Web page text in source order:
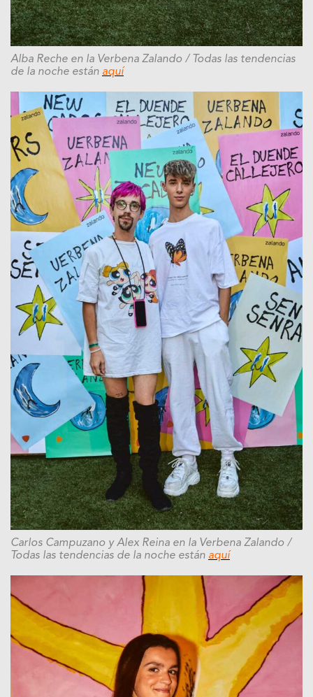
Alba Reche en la Verbena Zalando / Todas las tendencias
de la noche están aquí
Carlos Campuzano y Alex Reina en la Verbena Zalando /
Todas las tendencias de la noche están aquí